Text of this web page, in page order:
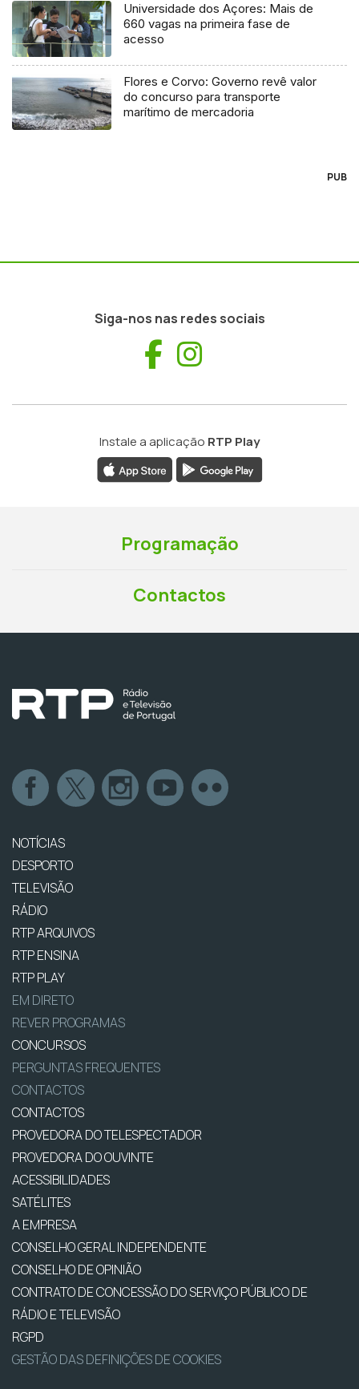
Universidade dos Açores: Mais de
660 vagas na primeira fase de
acesso
Flores e Corvo: Governo revê valor
do concurso para transporte
marítimo de mercadoria
PUB
Siga-nos nas redes sociais
Facebook
Instale a aplicação RTP Play
Programação
Contactos
NOTÍCIAS
DESPORTO
TELEVISÃO
RÁDIO
RTP ARQUIVOS
RTP ENSINA
RTP PLAY
EM DIRETO
REVER PROGRAMAS
CONCURSOS
PERGUNTAS FREQUENTES
CONTACTOS
CONTACTOS
PROVEDORA DO TELESPECTADOR
PROVEDORA DO OUVINTE
ACESSIBILIDADES
SATÉLITES
A EMPRESA
CONSELHO GERAL INDEPENDENTE
CONSELHO DE OPINIÃO
CONTRATO DE CONCESSÃO DO SERVIÇO PÚBLICO DE
RÁDIO E TELEVISÃO
RGPD
GESTÃO DAS DEFINIÇÕES DE COOKIES